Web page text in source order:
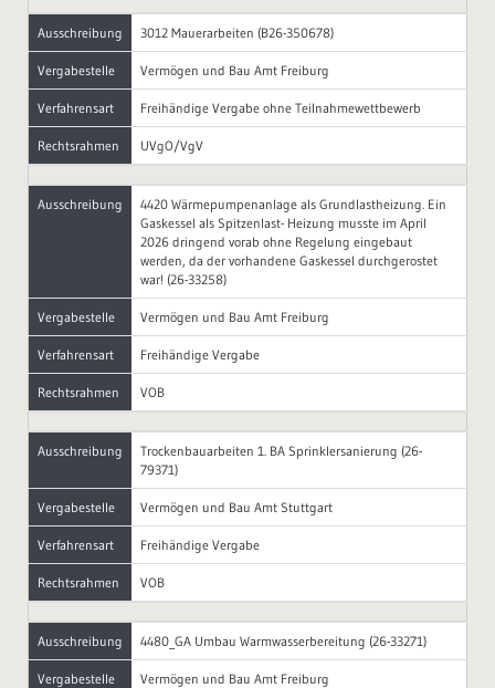
Ausschreibung 3012 Mauerarbeiten (B26-350678)
Vergabestelle Vermögen und Bau Amt Freiburg
Verfahrensart Freihändige Vergabe ohne Teilnahmewettbewerb
Rechtsrahmen UVgO/VgV
Ausschreibung
4420 Wärmepumpenanlage als Grundlastheizung. Ein
Gaskessel als Spitzenlast- Heizung musste im April
2026 dringend vorab ohne Regelung eingebaut
werden, da der vorhandene Gaskessel durchgerostet
war! (26-33258)
Vergabestelle Vermögen und Bau Amt Freiburg
Verfahrensart Freihändige Vergabe
Rechtsrahmen VOB
Ausschreibung
Trockenbauarbeiten 1. BA Sprinklersanierung (26-
79371)
Vergabestelle Vermögen und Bau Amt Stuttgart
Verfahrensart Freihändige Vergabe
Rechtsrahmen VOB
Ausschreibung 4480_GA Umbau Warmwasserbereitung (26-33271)
Vergabestelle Vermögen und Bau Amt Freiburg